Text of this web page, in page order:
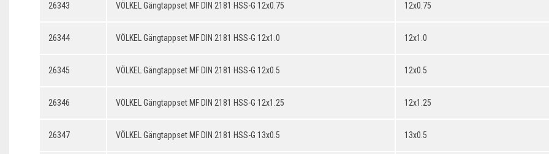
26343 VÖLKEL Gängtappset MF DIN 2181 HSS-G 12x0.75 12x0.75
26344 VÖLKEL Gängtappset MF DIN 2181 HSS-G 12x1.0 12x1.0
26345 VÖLKEL Gängtappset MF DIN 2181 HSS-G 12x0.5 12x0.5
26346 VÖLKEL Gängtappset MF DIN 2181 HSS-G 12x1.25 12x1.25
26347 VÖLKEL Gängtappset MF DIN 2181 HSS-G 13x0.5 13x0.5